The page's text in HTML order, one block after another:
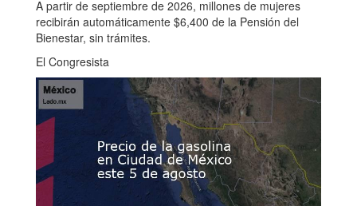
A partir de septiembre de 2026, millones de mujeres
recibirán automáticamente $6,400 de la Pensión del
Bienestar, sin trámites.
El Congresista